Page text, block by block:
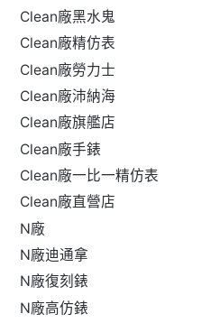
Clean廠黑水鬼
Clean廠精仿表
Clean廠勞力士
Clean廠沛納海
Clean廠旗艦店
Clean廠手錶
Clean廠一比一精仿表
Clean廠直營店
N廠
N廠迪通拿
N廠復刻錶
N廠高仿錶